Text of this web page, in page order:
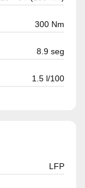
300 Nm
8.9 seg
1.5 l/100
LFP